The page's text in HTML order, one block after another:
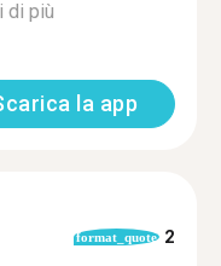
di più
la app
format_quote 2